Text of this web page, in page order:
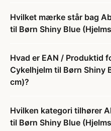
Hvilket mærke står bag
til Børn Shiny Blue
Hvad er EAN / Produktid
Cykelhjelm til Børn Shiny
cm)?
Hvilken kategori tilhører
til Børn Shiny Blue